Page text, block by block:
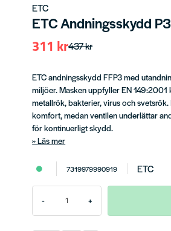
ETC
ETC Andningsskydd
437 kr
311 kr
ETC andningsskydd FFP3 med
miljöer. Masken uppfyller EN
metallrök, bakterier, virus och
komfort, medan ventilen underlättar
för kontinuerligt skydd.
Läs mer
7319979990919 ETC
- +